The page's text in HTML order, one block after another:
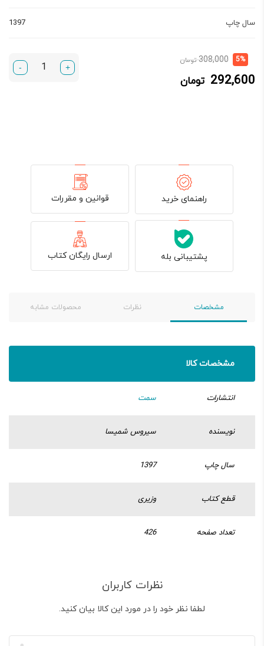
سال چاپ 1397
5%
308,000 تومانقیمت
292,600 تومان
قیمت
292,600 تومان.
+
-
راهنمای خرید قوانین و مقررات
پشتیبانی بله ارسال رایگان کتاب
مشخصات نظرات محصولات مشابه
مشخصات کالا
انتشارات سمت
نویسنده سیروس شمیسا
سال چاپ 1397
قطع کتاب وزیری
تعداد صفحه 426
نظرات کاربران
لطفا نظر خود را در مورد این کالا بیان کنید.